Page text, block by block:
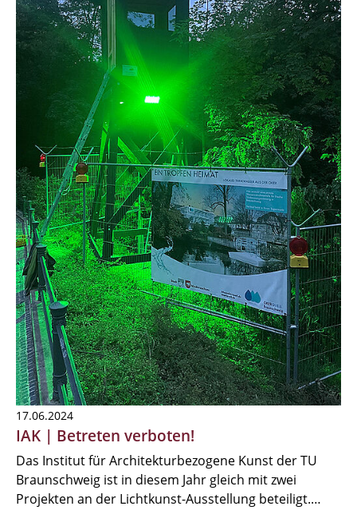
17.06.2024
IAK | Betreten verboten!
Das Institut für Architekturbezogene Kunst der TU
Braunschweig ist in diesem Jahr gleich mit zwei
Projekten an der Lichtkunst-Ausstellung beteiligt.…